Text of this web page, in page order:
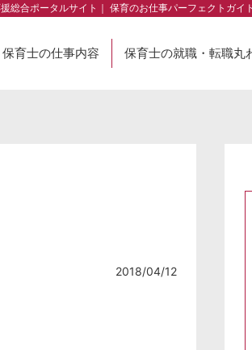
総合ポータルサイト｜ 保育のお仕事パーフェクトガイ
保育士の仕事内容 保育士の就職・転職丸
2018/04/12